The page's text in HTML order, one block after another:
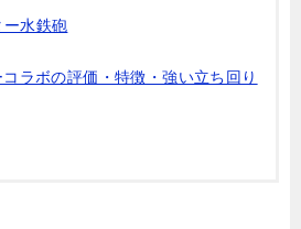
ー水鉄砲
ラボの評価・特徴・強い立ち回り